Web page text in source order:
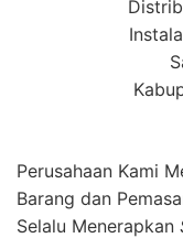
Perusahaan Kami
Barang dan
Selalu Menerapkan